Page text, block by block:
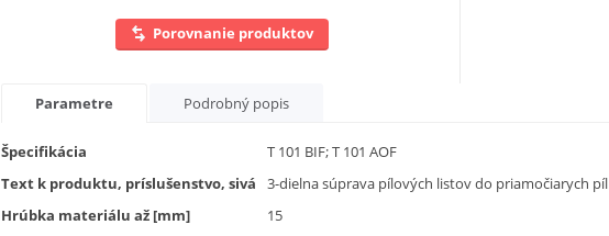
Porovnanie produktov
Parametre Podrobný popis
Špecifikácia
T 101 BIF; T 101 AOF
Text k produktu, príslušenstvo, sivá
3-dielna súprava pílových listov do priamočiarych píl
Hrúbka materiálu až [mm]
15